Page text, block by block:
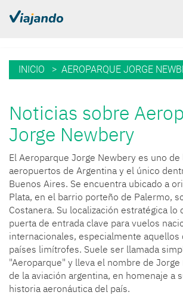
INICIO > AEROPARQUE JORGE
Noticias sobre
Jorge Newbery
El Aeroparque Jorge Newbery es uno
aeropuertos de Argentina y el único
Buenos Aires. Se encuentra ubicado a
Plata, en el barrio porteño de Palermo,
Costanera. Su localización estratégica lo
puerta de entrada clave para vuelos
internacionales, especialmente aquellos
países limítrofes. Suele ser llamada
"Aeroparque" y lleva el nombre de
de la aviación argentina, en homenaje a
historia aeronáutica del país.